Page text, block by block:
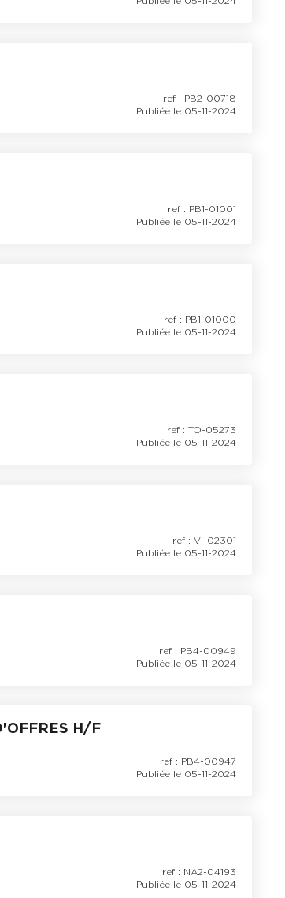
ref : PB2-00718
Publiée le 05-11-2024
ref : PB1-01001
Publiée le 05-11-2024
ref : PB1-01000
Publiée le 05-11-2024
ref : TO-05273
Publiée le 05-11-2024
ref : VI-02301
Publiée le 05-11-2024
ref : PB4-00949
Publiée le 05-11-2024
H/F
ref : PB4-00947
Publiée le 05-11-2024
ref : NA2-04193
Publiée le 05-11-2024